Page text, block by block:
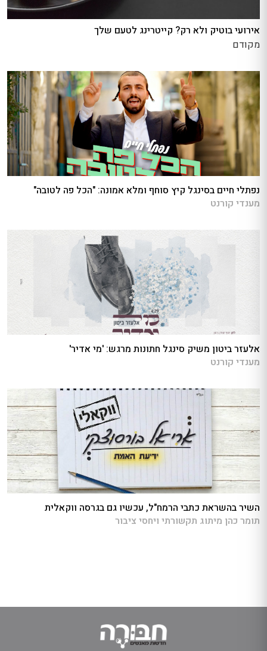
אירועי בוטיק ולא רק? קייטרינג לטעם שלך
מקודם
נפתלי חיים בסינגל קיץ סוחף ומלא אמונה: "הכל פה לטובה"
מענדי קורנט
אלעזר ביטון משיק סינגל חתונות מרגש: 'מי אדיר'
מענדי קורנט
השיר בהשראת כתבי הרמח"ל, עכשיו גם בגרסה ווקאלית
תומר כהן מיתוג תקשורתי ויחסי ציבור